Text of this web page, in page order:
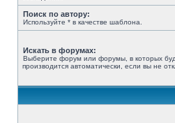
Поиск по автору:
Используйте * в качестве шаблона.
Искать в форумах:
Выберите форум или форумы, в которых
производится автоматически, если вы не